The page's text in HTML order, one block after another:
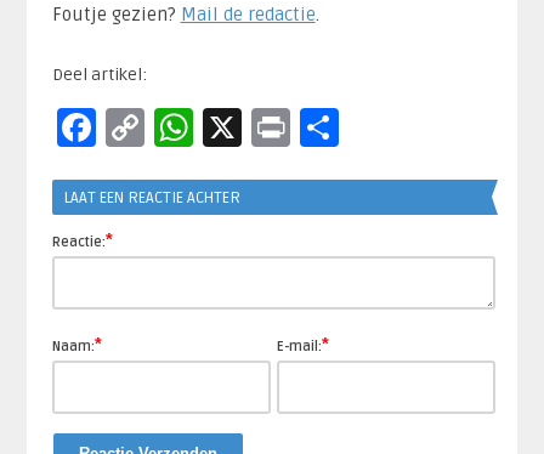
Foutje gezien? Mail de redactie
Deel artikel:
Facebook
CopyWhatsApp
X PrintDelen
LAAT EEN REACTIE ACHTER
Reactie:*
Naam:* E-mail:*